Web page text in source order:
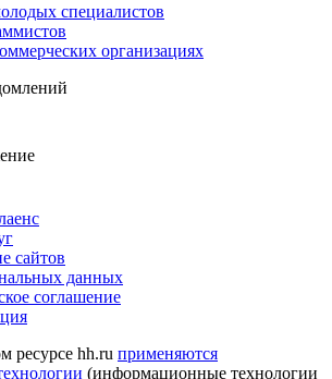
специалистов
организациях
сайтов
данных
соглашение
ресурсе hh.ru применяются
(информационные технологии